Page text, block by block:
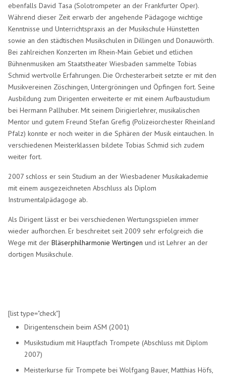
ebenfalls David Tasa (Solotrompeter an der Frankfurter Oper).
Während dieser Zeit erwarb der angehende Pädagoge wichtige
Kenntnisse und Unterrichtspraxis an der Musikschule Hünstetten
sowie an den städtischen Musikschulen in Dillingen und Donauwörth.
Bei zahlreichen Konzerten im Rhein-Main Gebiet und etlichen
Bühnenmusiken am Staatstheater Wiesbaden sammelte Tobias
Schmid wertvolle Erfahrungen. Die Orchesterarbeit setzte er mit den
Musikvereinen Zöschingen, Untergröningen und Öpfingen fort. Seine
Ausbildung zum Dirigenten erweiterte er mit einem Aufbaustudium
bei Hermann Pallhuber. Mit seinem Dirigierlehrer, musikalischen
Mentor und gutem Freund Stefan Grefig (Polizeiorchester Rheinland
Pfalz) konnte er noch weiter in die Sphären der Musik eintauchen. In
verschiedenen Meisterklassen bildete Tobias Schmid sich zudem
weiter fort.
2007 schloss er sein Studium an der Wiesbadener Musikakademie
mit einem ausgezeichneten Abschluss als Diplom
Instrumentalpädagoge ab.
Als Dirigent lässt er bei verschiedenen Wertungsspielen immer
wieder aufhorchen. Er beschreitet seit 2009 sehr erfolgreich die
Wege mit derBläserphilharmonie Wertingen und ist Lehrer an der
dortigen Musikschule.
[list type="check"]
Dirigentenschein beim ASM (2001)
Musikstudium mit Hauptfach Trompete (Abschluss mit Diplom
2007)
Meisterkurse für Trompete bei Wolfgang Bauer, Matthias Höfs,